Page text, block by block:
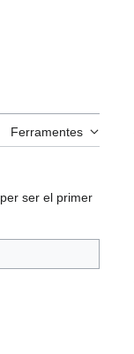
Ferramentes
per ser el primer